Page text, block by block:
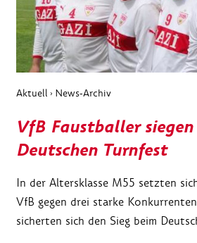
Aktuell › News-Archiv
VfB Faustballer
Deutschen Turnfest
In der Altersklasse M55 setzten
VfB gegen drei starke
sicherten sich den Sieg beim